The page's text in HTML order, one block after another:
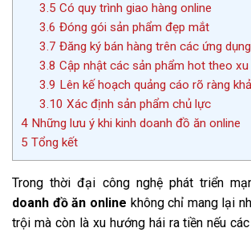
3.5 Có quy trình giao hàng online
3.6 Đóng gói sản phẩm đẹp mắt
3.7 Đăng ký bán hàng trên các ứng
3.8 Cập nhật các sản phẩm hot theo
3.9 Lên kế hoạch quảng cáo rõ ràng
3.10 Xác định sản phẩm chủ lực
4 Những lưu ý khi kinh doanh đồ ăn online
5 Tổng kết
Trong thời đại công nghệ phát triển
doanh đồ ăn online không chỉ mang lại
trội mà còn là xu hướng hái ra tiền nếu